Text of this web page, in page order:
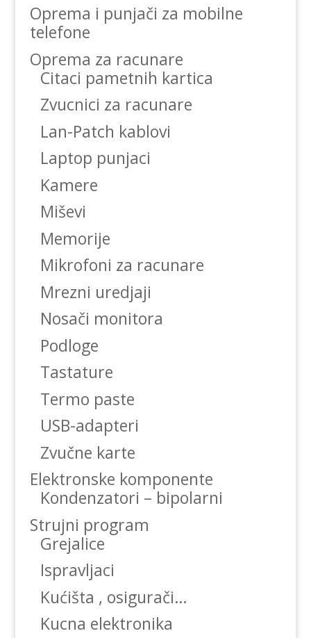
Oprema i punjači za mobilne
telefone
Oprema za racunare
Citaci pametnih kartica
Zvucnici za racunare
Lan-Patch kablovi
Laptop punjaci
Kamere
Miševi
Memorije
Mikrofoni za racunare
Mrezni uredjaji
Nosači monitora
Podloge
Tastature
Termo paste
USB-adapteri
Zvučne karte
Elektronske komponente
Kondenzatori – bipolarni
Strujni program
Grejalice
Ispravljaci
Kućišta , osigurači…
Kucna elektronika